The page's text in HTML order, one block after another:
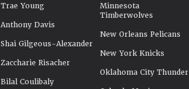
Trae Young
Anthony Davis
Shai Gilgeous-Alexander
Zaccharie Risacher
Bilal Coulibaly
Minnesota
Timberwolves
New Orleans Pelicans
New York Knicks
Oklahoma City Thunder